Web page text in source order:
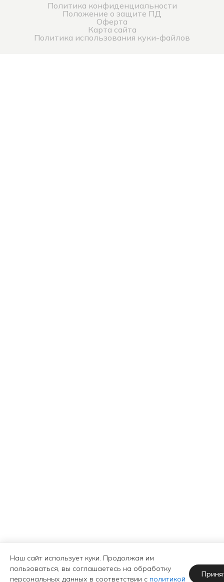
Политика конфиденциальности
Положение о защите ПД
Оферта
Карта сайта
Политика использования куки-файлов
Наш сайт использует куки. Продолжая им
пользоваться, вы соглашаетесь на обработку
персональных данных в соответствии с политикой